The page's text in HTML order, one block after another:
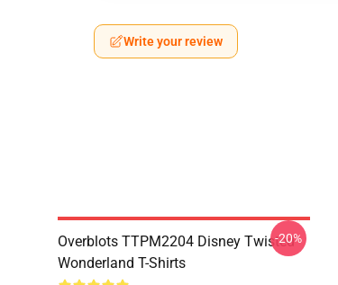
Write your review
Overblots TTPM2204 Disney Twisted
Wonderland T-Shirts
-20%